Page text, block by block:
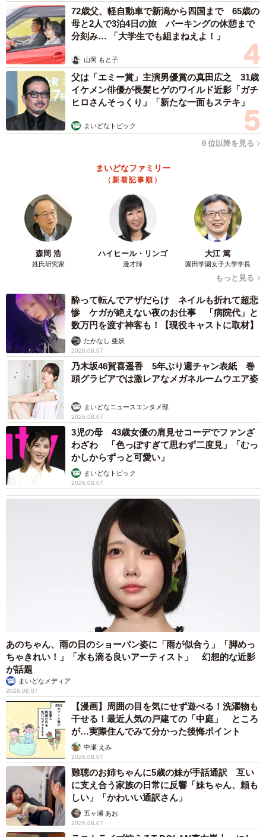
「友人とたまたま行った保護犬カフェで出会いました。た
くさんの小型犬の中に、1匹だけ大きな雑種の赤ちゃんがぴ
ょこぴょこしていて気になって。他のお客さんには怖がっ
て近づかないのに、なぜか私の膝に何度も乗ってきて…こ
の子の家族になりたいと思いました」
ーー迎えたばかりの頃と比べて、変わったなと感じるとこ
ろはありますか。
るのが早くなってきた気がします」
ーーばつ丸くんは、どんな性格なんでしょう。
「怖がりで甘えん坊です。最初は誰にも見えない場所で震
えていましたが、今は一緒にベッドで寝ています。まだ子
どものつもりらしく、私の足の間にはみ出しながら寝た
り。他の犬を触って帰った日は2、3時間無視されるほど怒
ったり、散歩で他の犬を触ると間に体をねじ込んできたり
する甘えん坊です」
飼い主さんの足にアゴをのせて眠るばつ丸くん（画像提供：あやさん）
リプライには、ばつ丸くんの幸せそうな笑顔に癒やされる
声がたくさん寄せられました。
「かわいすぎる」
「幸せそうで良い」
「カワイイな。いい子だな」
「生きることを喜んでいる」
「なんてかわいい。だよねだよね！」
「うんうん楽しそうで嬉しいよってなる写真だわ〜」
「小さい子どもが『楽しいね！ 楽しいね！』って共感を求
めてくる感じ。何百回も通った道でも、その顔を見るとこ
っちまで楽しくなる」
72歳父、軽自動車で新潟から四国まで 65歳の
母と2人で3泊4日の旅 パーキングの休憩まで
分刻み… 「大学生でも組まねえよ！」
山岡 もと子
父は「エミー賞」主演男優賞の真田広之 31歳
イケメン俳優が長髪ヒゲのワイルド近影「ガチ
ヒロさんそっくり」「新たな一面もステキ」
まいどなトピック
６位以降を見る
まいどなファミリー
（新着記事順）
森岡 浩
姓氏研究家
ハイヒール・リンゴ
漫才師
大江 篤
園田学園女子大学学長
もっと見る
酔って転んでアザだらけ ネイルも折れて超悲
惨 ケガが絶えない夜のお仕事 「病院代」と
数万円を渡す神客も！【現役キャストに取材】
たかなし 亜妖
2026.08.07
乃木坂46賀喜遥香 5年ぶり週チャン表紙 巻
頭グラビアでは激レアなメガネルームウエア姿
まいどなニュースエンタメ部
2026.08.07
3児の母 43歳女優の肩見せコーデでファンざ
わざわ 「色っぽすぎて思わず二度見」「むっ
かしからずっと可愛い」
まいどなトピック
2026.08.07
あのちゃん、雨の日のショーパン姿に「雨が似合う」「脚めっ
ちゃきれい！」「水も滴る良いアーティスト」 幻想的な近影
が話題
まいどなメディア
2026.08.07
【漫画】周囲の目を気にせず遊べる！洗濯物も
干せる！最近人気の戸建ての「中庭」 ところ
が…実際住んでみて分かった後悔ポイント
中瀬 えみ
2026.08.07
難聴のお姉ちゃんに5歳の妹が手話通訳 互い
に支え合う家族の日常に反響「妹ちゃん、頼も
しい」「かわいい通訳さん」
五ヶ瀬 あお
2026.08.07